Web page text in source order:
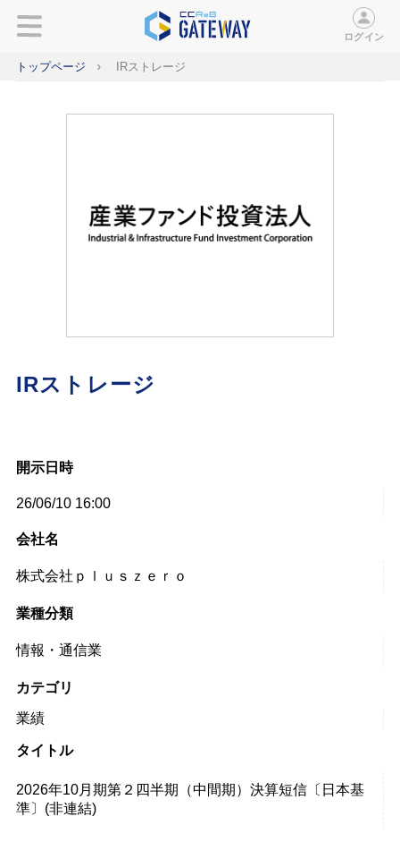
ログイン
トップページ IRストレージ
IRストレージ
開示日時
26/06/10 16:00
会社名
株式会社ｐｌｕｓｚｅｒｏ
業種分類
情報・通信業
カテゴリ
業績
タイトル
2026年10月期第２四半期（中間期）決算短信〔日本基
準〕(非連結)